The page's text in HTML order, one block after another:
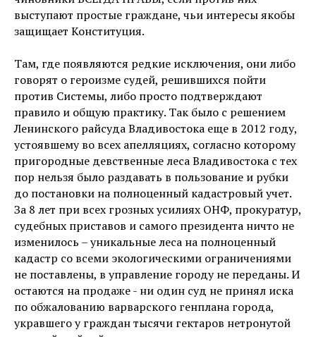
выступают простые граждане, чьи интересы якобы
защищает Конституция.
Там, где появляются редкие исключения, они либо
говорят о героизме судей, решившихся пойти
против Системы, либо просто подтверждают
правило и общую практику. Так было с решением
Ленинского райсуда Владивостока еще в 2012 году,
устоявшему во всех апелляциях, согласно которому
пригородные девственные леса Владивостока с тех
пор нельзя было раздавать в пользование и рубки
до постановки на полноценный кадастровый учет.
За 8 лет при всех грозных усилиях ОНФ, прокуратур,
судебных приставов и самого президента ничто не
изменилось – уникальные леса на полноценный
кадастр со всеми экологическими ограничениями
не поставлены, в управление городу не переданы. И
остаются на продаже - ни один суд не принял иска
по обжалованию варварского генплана города,
укравшего у граждан тысячи гектаров нетронутой